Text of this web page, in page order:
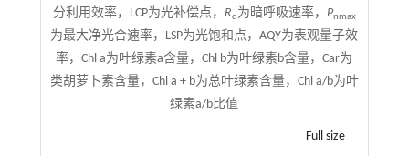
分利用效率，LCP为光补偿点， Rd 为暗呼吸速率， Pnmax
为最大净光合速率，LSP为光饱和点，AQY为表观量子效
率，Chl a为叶绿素a含量，Chl b为叶绿素b含量，Car为
类胡萝卜素含量，Chl a + b为总叶绿素含量，Chl a/b为叶
绿素a/b比值
Full size